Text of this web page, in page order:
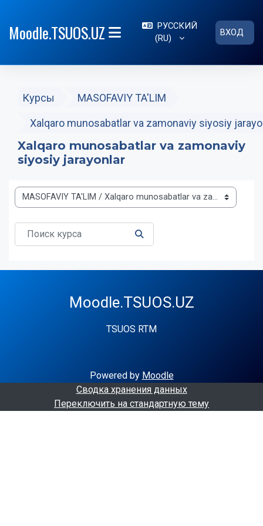
Moodle.TSUOS.UZ БОКОВАЯ ПАНЕЛЬ
РУССКИЙ
‎(RU)‎
ВХОД
Курсы MASOFAVIY TA'LIM
Xalqaro munosabatlar va zamonaviy siyosiy
Xalqaro munosabatlar va zamonaviy
siyosiy jarayonlar
Категории курсов
Поиск курса
ПОИСК КУРСА
Moodle.TSUOS.UZ
TSUOS RTM
Powered by Moodle
Сводка хранения данных
Переключить на стандартную тему